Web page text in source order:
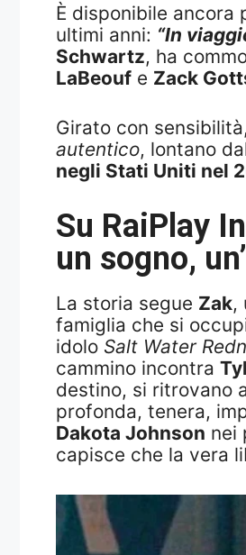
È disponibile ancora
ultimi anni: “In
Schwartz, ha
LaBeouf e Zack
Girato con
autentico, lontano
negli Stati Uniti nel
Su RaiPlay
un sogno,
La storia segue Zak,
famiglia che si
idolo Salt Water
cammino incontra
destino, si ritrovano
profonda, tenera,
Dakota Johnson nei
capisce che la vera